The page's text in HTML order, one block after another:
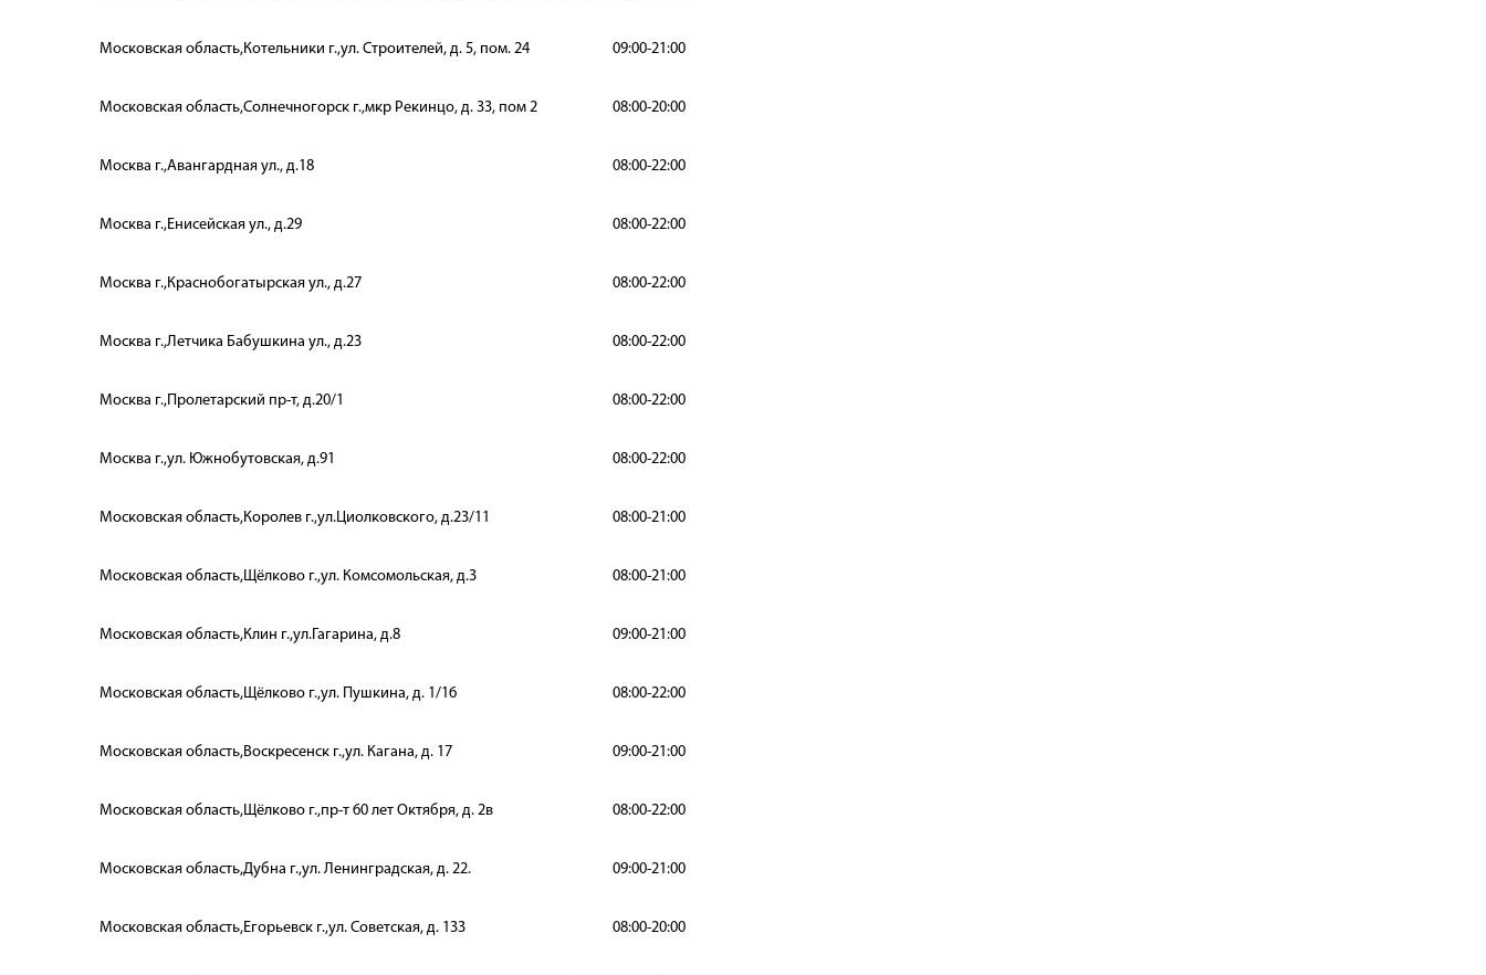
Московская область,Котельники г.,ул. Строителей, д. 5, пом. 24 09:00-21:00
Московская область,Солнечногорск г.,мкр Рекинцо, д. 33, пом 2 08:00-20:00
Москва г.,Авангардная ул., д.18 08:00-22:00
Москва г.,Енисейская ул., д.29 08:00-22:00
Москва г.,Краснобогатырская ул., д.27 08:00-22:00
Москва г.,Летчика Бабушкина ул., д.23 08:00-22:00
Москва г.,Пролетарский пр-т, д.20/1 08:00-22:00
Москва г.,ул. Южнобутовская, д.91 08:00-22:00
Московская область,Королев г.,ул.Циолковского, д.23/11 08:00-21:00
Московская область,Щёлково г.,ул. Комсомольская, д.3 08:00-21:00
Московская область,Клин г.,ул.Гагарина, д.8 09:00-21:00
Московская область,Щёлково г.,ул. Пушкина, д. 1/16 08:00-22:00
Московская область,Воскресенск г.,ул. Кагана, д. 17 09:00-21:00
Московская область,Щёлково г.,пр-т 60 лет Октября, д. 2в 08:00-22:00
Московская область,Дубна г.,ул. Ленинградская, д. 22. 09:00-21:00
Московская область,Егорьевск г.,ул. Советская, д. 133 08:00-20:00